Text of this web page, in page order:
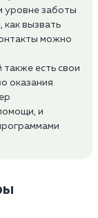
уровне заботы
как вызвать
можно
есть свои
оказания
и